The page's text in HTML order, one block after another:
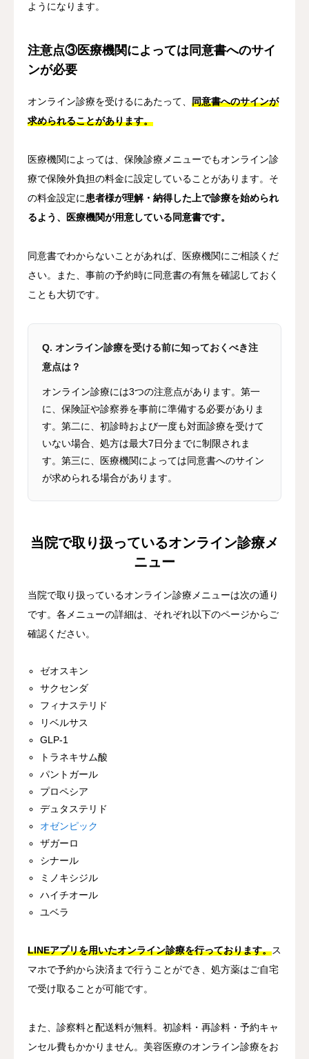
ようになります。
注意点③医療機関によっては同意書へのサイ
ンが必要
オンライン診療を受けるにあたって、 同意書へのサインが
求められることがあります。
医療機関によっては、保険診療メニューでもオンライン診
療で保険外負担の料金に設定していることがあります。そ
の料金設定に患者様が理解・納得した上で診療を始められ
るよう、医療機関が用意している同意書です。
同意書でわからないことがあれば、医療機関にご相談くだ
さい。また、事前の予約時に同意書の有無を確認しておく
ことも大切です。
Q. オンライン診療を受ける前に知っておくべき注
意点は？
オンライン診療には3つの注意点があります。第一
に、保険証や診察券を事前に準備する必要がありま
す。第二に、初診時および一度も対面診療を受けて
いない場合、処方は最大7日分までに制限されま
す。第三に、医療機関によっては同意書へのサイン
が求められる場合があります。
当院で取り扱っているオンライン診療メ
ニュー
当院で取り扱っているオンライン診療メニューは次の通り
です。各メニューの詳細は、それぞれ以下のページからご
確認ください。
ゼオスキン
サクセンダ
フィナステリド
リベルサス
GLP-1
トラネキサム酸
パントガール
プロペシア
デュタステリド
オゼンピック
ザガーロ
シナール
ミノキシジル
ハイチオール
ユベラ
LINEアプリを用いたオンライン診療を行っております。ス
マホで予約から決済まで行うことができ、処方薬はご自宅
で受け取ることが可能です。
また、診察料と配送料が無料。初診料・再診料・予約キャ
ンセル費もかかりません。美容医療のオンライン診療をお